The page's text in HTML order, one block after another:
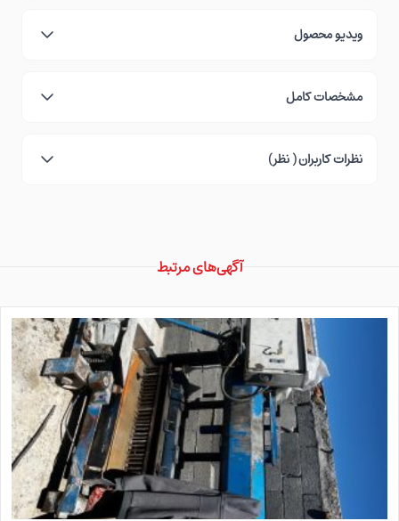
ویدیو محصول
مشخصات کامل
نظرات کاربران ( نظر)
آگهی‌های مرتبط